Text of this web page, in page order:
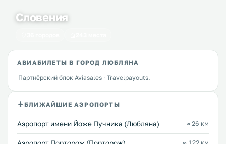
Словения
АВИАБИЛЕТЫ В ГОРОД ЛЮБЛЯНА
Партнёрский блок Aviasales · Travelpayouts.
БЛИЖАЙШИЕ АЭРОПОРТЫ
Аэропорт имени Йоже Пучника (Любляна) ≈ 26 км